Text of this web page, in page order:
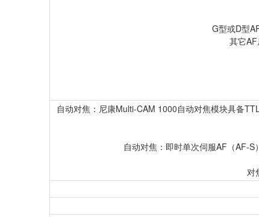
G型或D型
其它
自动对焦：尼康Multi-CAM 1000自动对焦模块具备
自动对焦：即时单次伺服AF（AF-
对